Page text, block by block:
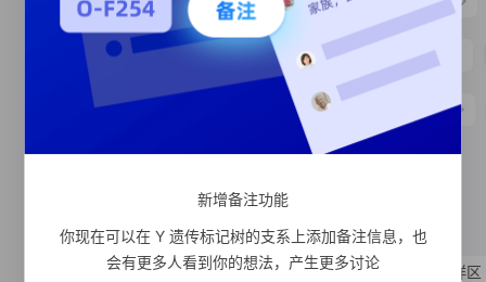
O-MF925440N**汉族湖北省 武汉市 蔡甸区
汉族 四川省 南充市 嘉陵区
O-MF584426刘** 汉族湖南省 邵阳市 大祥区
新增备注功能
你现在可以在 Y 遗传标记树的支系上添加备注信息，也
会有更多人看到你的想法，产生更多讨论